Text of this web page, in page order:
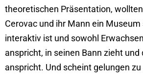
theoretischen Präsentation,
Cerovac und ihr Mann ein
interaktiv ist und sowohl
anspricht, in seinen Bann zieht und
anspricht. Und scheint gelungen zu